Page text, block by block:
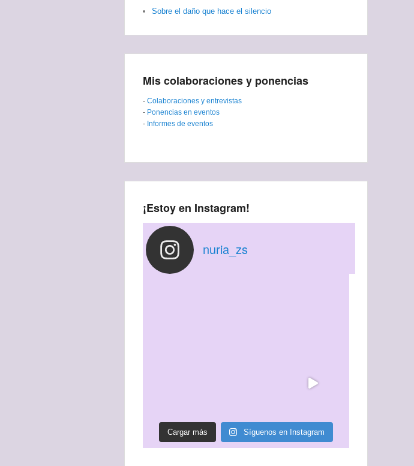
Sobre el daño que hace el silencio
Mis colaboraciones y ponencias
- Colaboraciones y entrevistas
- Ponencias en eventos
- Informes de eventos
¡Estoy en Instagram!
nuria_zs
Cargar más Síguenos en Instagram